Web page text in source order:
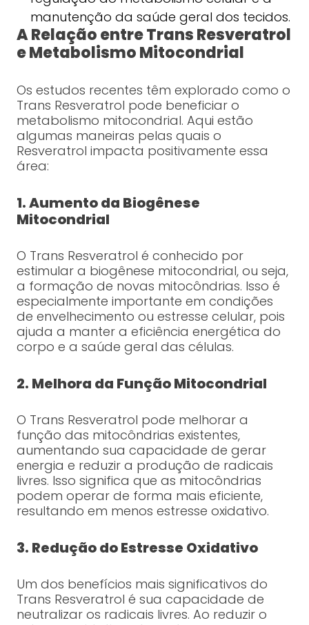
manutenção da saúde geral dos tecidos.
A Relação entre Trans Resveratrol
e Metabolismo Mitocondrial
Os estudos recentes têm explorado como o
Trans Resveratrol pode beneficiar o
metabolismo mitocondrial. Aqui estão
algumas maneiras pelas quais o
Resveratrol impacta positivamente essa
área:
1. Aumento da Biogênese
Mitocondrial
O Trans Resveratrol é conhecido por
estimular a biogênese mitocondrial, ou seja,
a formação de novas mitocôndrias. Isso é
especialmente importante em condições
de envelhecimento ou estresse celular, pois
ajuda a manter a eficiência energética do
corpo e a saúde geral das células.
2. Melhora da Função Mitocondrial
O Trans Resveratrol pode melhorar a
função das mitocôndrias existentes,
aumentando sua capacidade de gerar
energia e reduzir a produção de radicais
livres. Isso significa que as mitocôndrias
podem operar de forma mais eficiente,
resultando em menos estresse oxidativo.
3. Redução do Estresse Oxidativo
Um dos benefícios mais significativos do
Trans Resveratrol é sua capacidade de
neutralizar os radicais livres. Ao reduzir o